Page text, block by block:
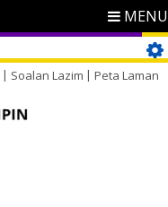
MENU
Soalan Lazim Peta Laman